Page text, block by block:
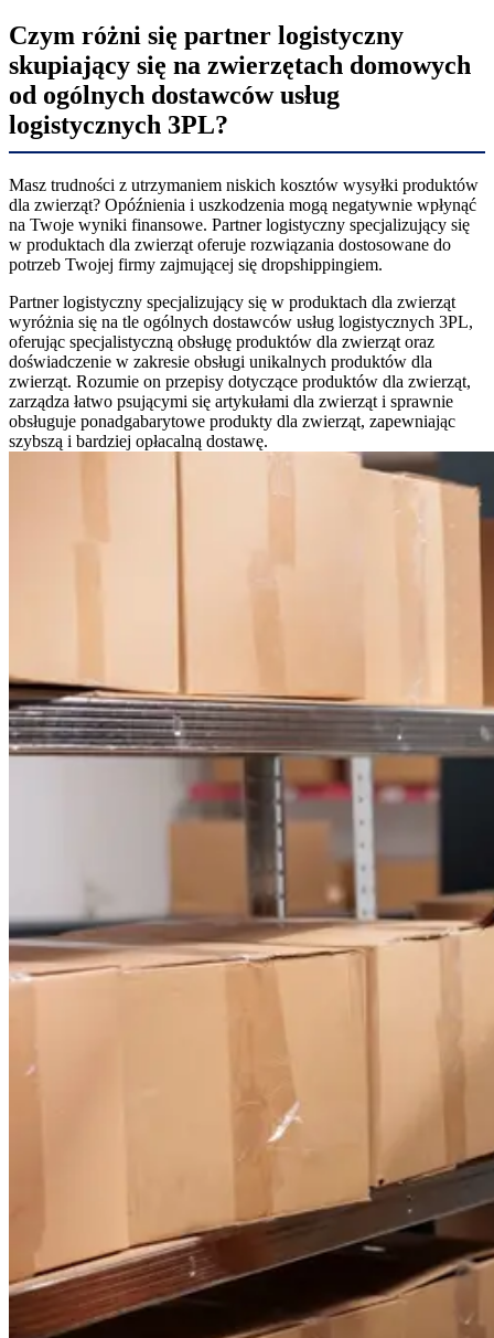
Czym różni się partner logistyczny
skupiający się na zwierzętach domowych
od ogólnych dostawców usług
logistycznych 3PL?
Masz trudności z utrzymaniem niskich kosztów wysyłki produktów
dla zwierząt? Opóźnienia i uszkodzenia mogą negatywnie wpłynąć
na Twoje wyniki finansowe. Partner logistyczny specjalizujący się
w produktach dla zwierząt oferuje rozwiązania dostosowane do
potrzeb Twojej firmy zajmującej się dropshippingiem.
Partner logistyczny specjalizujący się w produktach dla zwierząt
wyróżnia się na tle ogólnych dostawców usług logistycznych 3PL,
oferując specjalistyczną obsługę produktów dla zwierząt oraz
doświadczenie w zakresie obsługi unikalnych produktów dla
zwierząt. Rozumie on przepisy dotyczące produktów dla zwierząt,
zarządza łatwo psującymi się artykułami dla zwierząt i sprawnie
obsługuje ponadgabarytowe produkty dla zwierząt, zapewniając
szybszą i bardziej opłacalną dostawę.